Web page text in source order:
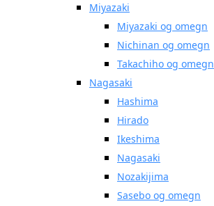
Miyazaki
Miyazaki og omegn
Nichinan og omegn
Takachiho og omegn
Nagasaki
Hashima
Hirado
Ikeshima
Nagasaki
Nozakijima
Sasebo og omegn